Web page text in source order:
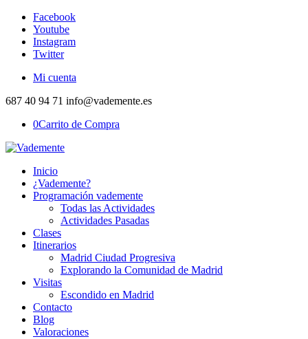
Facebook
Youtube
Instagram
Twitter
Mi cuenta
687 40 94 71 info@vademente.es
0Carrito de Compra
Inicio
¿Vademente?
Programación vademente
Todas las Actividades
Actividades Pasadas
Clases
Itinerarios
Madrid Ciudad Progresiva
Explorando la Comunidad de Madrid
Visitas
Escondido en Madrid
Contacto
Blog
Valoraciones